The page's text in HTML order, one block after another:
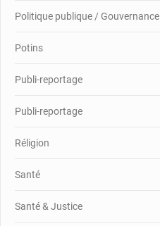
Politique publique / Gouvernance
Potins
Publi-reportage
Publi-reportage
Réligion
Santé
Santé & Justice